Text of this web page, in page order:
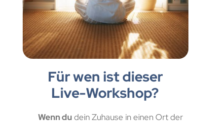
Für wen ist dieser
Live-Workshop?
Wenn dudein Zuhause in einen Ort der